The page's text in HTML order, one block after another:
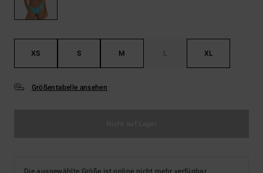
XS S M L XL
Größentabelle ansehen